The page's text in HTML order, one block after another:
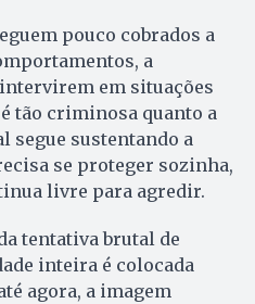
pouco cobrados a
a
em situações
tão criminosa quanto a
segue sustentando a
se proteger sozinha,
livre para agredir.
tentativa brutal de
inteira é colocada
agora, a imagem